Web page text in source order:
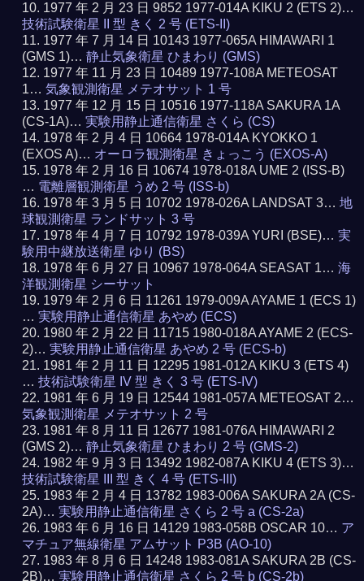
1977 年 2 月 23 日 9852 1977-014A KIKU 2 (ETS 2)…
技術試験衛星 II 型 きく 2 号 (ETS-II)
1977 年 7 月 14 日 10143 1977-065A HIMAWARI 1
(GMS 1)…静止気象衛星 ひまわり (GMS)
1977 年 11 月 23 日 10489 1977-108A METEOSAT
1…気象観測衛星 メテオサット 1 号
1977 年 12 月 15 日 10516 1977-118A SAKURA 1A
(CS-1A)…実験用静止通信衛星 さくら (CS)
1978 年 2 月 4 日 10664 1978-014A KYOKKO 1
(EXOS A)… オーロラ観測衛星 きょっこう (EXOS-A)
1978 年 2 月 16 日 10674 1978-018A UME 2 (ISS-B)
… 電離層観測衛星 うめ 2 号 (ISS-b)
1978 年 3 月 5 日 10702 1978-026A LANDSAT 3…地
球観測衛星 ランドサット 3 号
1978 年 4 月 7 日 10792 1978-039A YURI (BSE)…実
験用中継放送衛星 ゆり (BS)
1978 年 6 月 27 日 10967 1978-064A SEASAT 1…海
洋観測衛星 シーサット
1979 年 2 月 6 日 11261 1979-009A AYAME 1 (ECS 1)
…実験用静止通信衛星 あやめ (ECS)
1980 年 2 月 22 日 11715 1980-018A AYAME 2 (ECS-
2)…実験用静止通信衛星 あやめ 2 号 (ECS-b)
1981 年 2 月 11 日 12295 1981-012A KIKU 3 (ETS 4)
…技術試験衛星 IV 型 きく 3 号 (ETS-IV)
1981 年 6 月 19 日 12544 1981-057A METEOSAT 2…
気象観測衛星 メテオサット 2 号
1981 年 8 月 11 日 12677 1981-076A HIMAWARI 2
(GMS 2)…静止気象衛星 ひまわり 2 号 (GMS-2)
1982 年 9 月 3 日 13492 1982-087A KIKU 4 (ETS 3)…
技術試験衛星 III 型 きく 4 号 (ETS-III)
1983 年 2 月 4 日 13782 1983-006A SAKURA 2A (CS-
2A)…実験用静止通信衛星 さくら 2 号 a (CS-2a)
1983 年 6 月 16 日 14129 1983-058B OSCAR 10… ア
マチュア無線衛星 アムサット P3B (AO-10)
1983 年 8 月 6 日 14248 1983-081A SAKURA 2B (CS-
2B)…実験用静止通信衛星 さくら 2 号 b (CS-2b)